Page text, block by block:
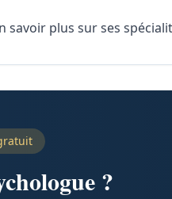
plus sur ses
?